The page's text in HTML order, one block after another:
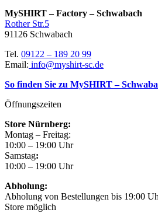
MySHIRT – Factory – Schwabach
Rother Str.5
91126 Schwabach
Tel. 09122 – 189 20 99
Email: info@myshirt-sc.de
So finden Sie zu MySHIRT –
Öffnungszeiten
Store Nürnberg:
Montag – Freitag:
10:00 – 19:00 Uhr
Samstag:
10:00 – 19:00 Uhr
Abholung:
Abholung von Bestellungen bis 19:00
Store möglich